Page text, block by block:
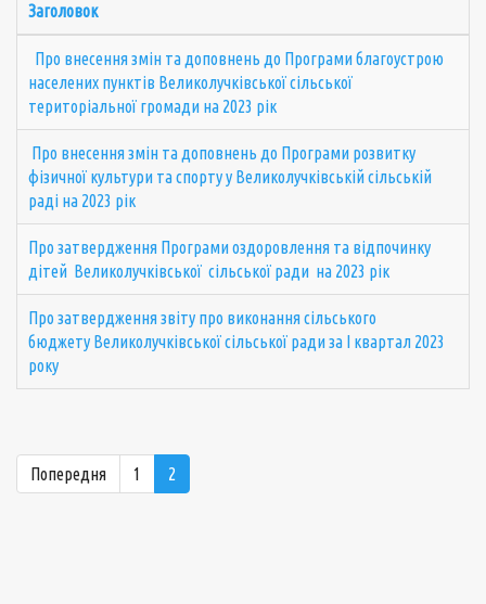
Заголовок
Про внесення змін та доповнень до Програми благоустрою
населених пунктів Великолучківської сільської
територіальної громади на 2023 рік
Про внесення змін та доповнень до Програми розвитку
фізичної культури та спорту у Великолучківській сільській
раді на 2023 рік
Про затвердження Програми оздоровлення та відпочинку
дітей Великолучківської сільської ради на 2023 рік
Про затвердження звіту про виконання сільського
бюджету Великолучківської сільської ради за І квартал 2023
року
Попередня 1 2